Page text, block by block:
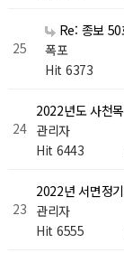
25
Re: 종보 50
폭포
Hit 6373
24
2022년도 사천
관리자
Hit 6443
23
2022년 서면정
관리자
Hit 6555